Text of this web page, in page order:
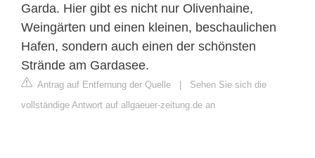
Garda. Hier gibt es nicht nur Olivenhaine,
Weingärten und einen kleinen, beschaulichen
Hafen, sondern auch einen der schönsten
Strände am Gardasee.
Antrag auf Entfernung der Quelle | Sehen Sie sich die
vollständige Antwort auf allgaeuer-zeitung.de an